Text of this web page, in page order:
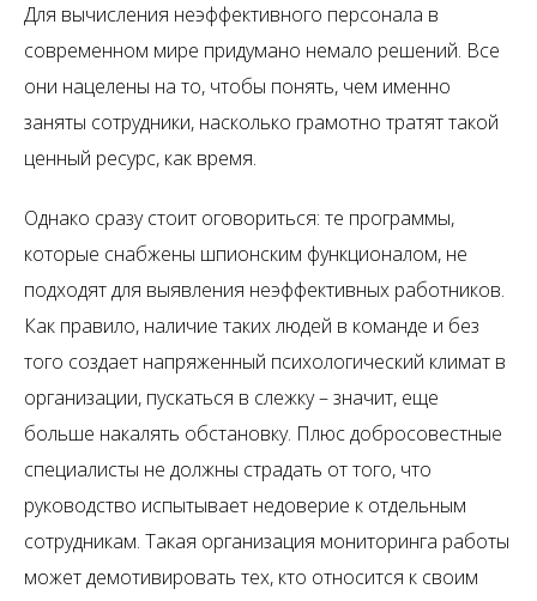
Для вычисления неэффективного персонала в
современном мире придумано немало решений. Все
они нацелены на то, чтобы понять, чем именно
заняты сотрудники, насколько грамотно тратят такой
ценный ресурс, как время.
Однако сразу стоит оговориться: те программы,
которые снабжены шпионским функционалом, не
подходят для выявления неэффективных работников.
Как правило, наличие таких людей в команде и без
того создает напряженный психологический климат в
организации, пускаться в слежку – значит, еще
больше накалять обстановку. Плюс добросовестные
специалисты не должны страдать от того, что
руководство испытывает недоверие к отдельным
сотрудникам. Такая организация мониторинга работы
может демотивировать тех, кто относится к своим